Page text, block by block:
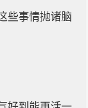
些事情抛诸脑